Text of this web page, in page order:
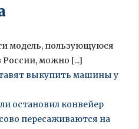
модель, пользующуюся
можно [...]
выкупить машины у
остановил конвейер
пересаживаются на